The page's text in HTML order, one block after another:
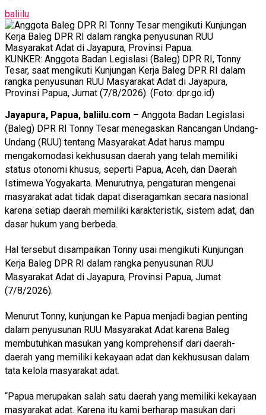
baliilu
KUNKER: Anggota Badan Legislasi (Baleg) DPR RI, Tonny
Tesar, saat mengikuti Kunjungan Kerja Baleg DPR RI dalam
rangka penyusunan RUU Masyarakat Adat di Jayapura,
Provinsi Papua, Jumat (7/8/2026). (Foto: dpr.go.id)
Jayapura, Papua, baliilu.com – Anggota Badan Legislasi
(Baleg) DPR RI Tonny Tesar menegaskan Rancangan Undang-
Undang (RUU) tentang Masyarakat Adat harus mampu
mengakomodasi kekhususan daerah yang telah memiliki
status otonomi khusus, seperti Papua, Aceh, dan Daerah
Istimewa Yogyakarta. Menurutnya, pengaturan mengenai
masyarakat adat tidak dapat diseragamkan secara nasional
karena setiap daerah memiliki karakteristik, sistem adat, dan
dasar hukum yang berbeda.
Hal tersebut disampaikan Tonny usai mengikuti Kunjungan
Kerja Baleg DPR RI dalam rangka penyusunan RUU
Masyarakat Adat di Jayapura, Provinsi Papua, Jumat
(7/8/2026).
Menurut Tonny, kunjungan ke Papua menjadi bagian penting
dalam penyusunan RUU Masyarakat Adat karena Baleg
membutuhkan masukan yang komprehensif dari daerah-
daerah yang memiliki kekayaan adat dan kekhususan dalam
tata kelola masyarakat adat.
“Papua merupakan salah satu daerah yang memiliki kekayaan
masyarakat adat. Karena itu kami berharap masukan dari